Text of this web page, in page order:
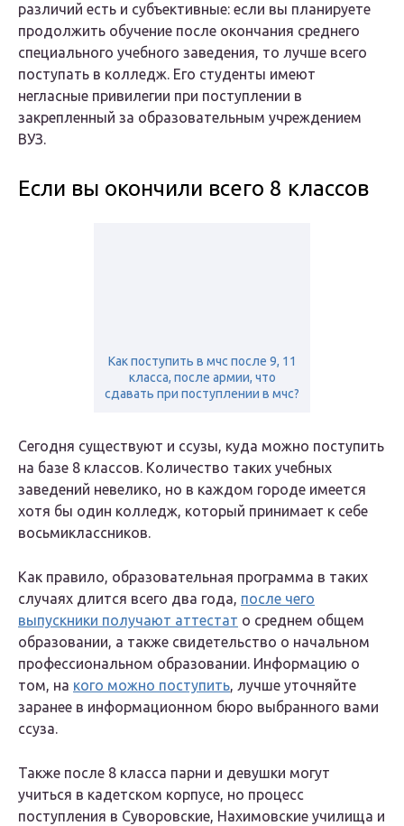
различий есть и субъективные: если вы планируете
продолжить обучение после окончания среднего
специального учебного заведения, то лучше всего
поступать в колледж. Его студенты имеют
негласные привилегии при поступлении в
закрепленный за образовательным учреждением
ВУЗ.
Если вы окончили всего 8 классов
Как поступить в мчс после 9, 11
класса, после армии, что
сдавать при поступлении в мчс?
Сегодня существуют и ссузы, куда можно поступить
на базе 8 классов. Количество таких учебных
заведений невелико, но в каждом городе имеется
хотя бы один колледж, который принимает к себе
восьмиклассников.
Как правило, образовательная программа в таких
случаях длится всего два года, после чего
выпускники получают аттестат о среднем общем
образовании, а также свидетельство о начальном
профессиональном образовании. Информацию о
том, на кого можно поступить, лучше уточняйте
заранее в информационном бюро выбранного вами
ссуза.
Также после 8 класса парни и девушки могут
учиться в кадетском корпусе, но процесс
поступления в Суворовские, Нахимовские училища и